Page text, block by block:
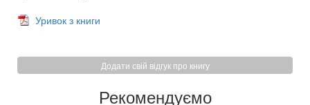
Уривок з книги
Додати свій відгук про книгу
Рекомендуємо